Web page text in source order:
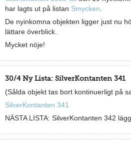
har lagts ut på listan Smycken.
De nyinkomna objekten ligger just nu
lättare överblick.
Mycket nöje!
30/4 Ny Lista: SilverKontanten 341
(Sålda objekt tas bort kontinuerligt på
SilverKontanten 341
NÄSTA LISTA: SilverKontanten 342